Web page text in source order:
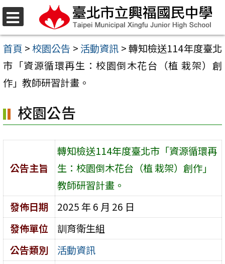
選
單
跳
至
主
要
內
區
首頁 >校園公告 > 活動資訊 >轉知檢送114年度臺北
市「資源循環再生：校園倒木花台（植 栽架）創
作」教師研習計畫。
校園公告
公告主旨
轉知檢送114年度臺北市「資源循環再
生：校園倒木花台（植 栽架）創作」
教師研習計畫。
發佈日期
2025 年 6 月 26 日
發佈單位
訓育衛生組
公告類別
活動資訊